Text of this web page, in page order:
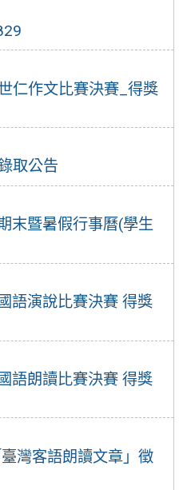
仁作文比賽決賽_得獎
取公告
末暨暑假行事曆(學生
語演說比賽決賽 得獎
語朗讀比賽決賽 得獎
灣客語朗讀文章」徵